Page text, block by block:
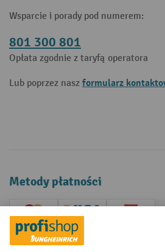
Wsparcie i porady pod numerem:
801 300 801
Opłata zgodnie z taryfą operatora
Lub poprzez nasz formularz
Metody płatności
Creditcard (Master)Creditcard (Visa)
Factura Przedpłata